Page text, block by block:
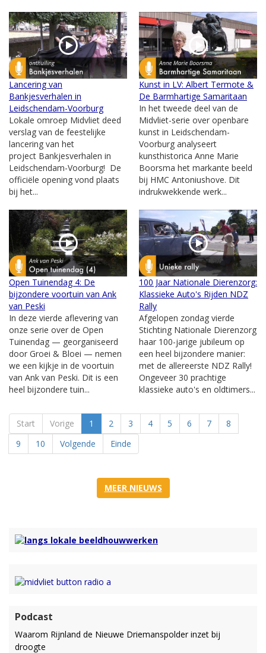
Lancering van
Bankjesverhalen in
Leidschendam-Voorburg
Lokale omroep Midvliet deed
verslag van de feestelijke
lancering van het
project Bankjesverhalen in
Leidschendam-Voorburg! De
officiële opening vond plaats
bij het...
Kunst in LV: Albert Termote &
De Barmhartige Samaritaan
In het tweede deel van de
Midvliet-serie over openbare
kunst in Leidschendam-
Voorburg analyseert
kunsthistorica Anne Marie
Boorsma het markante beeld
bij HMC Antoniushove. Dit
indrukwekkende werk...
Open Tuinendag 4: De
bijzondere voortuin van Ank
van Peski
In deze vierde aflevering van
onze serie over de Open
Tuinendag — georganiseerd
door Groei & Bloei — nemen
we een kijkje in de voortuin
van Ank van Peski. Dit is een
heel bijzondere tuin...
100 Jaar Nationale Dierenzorg:
Klassieke Auto's Rijden NDZ
Rally
Afgelopen zondag vierde
Stichting Nationale Dierenzorg
haar 100-jarige jubileum op
een heel bijzondere manier:
met de allereerste NDZ Rally!
Ongeveer 30 prachtige
klassieke auto's en oldtimers...
Start Vorige 1 2 3 4 5 6 7
8
9
10 Volgende Einde
MEER NIEUWS
Podcast
Waarom Rijnland de Nieuwe Driemanspolder inzet bij
droogte